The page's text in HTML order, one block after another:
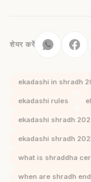
शेयर करें
ekadashi in shradh
ekadashi rules
ekadashi shradh
ekadashi shradh
what is shraddha
when are shradh